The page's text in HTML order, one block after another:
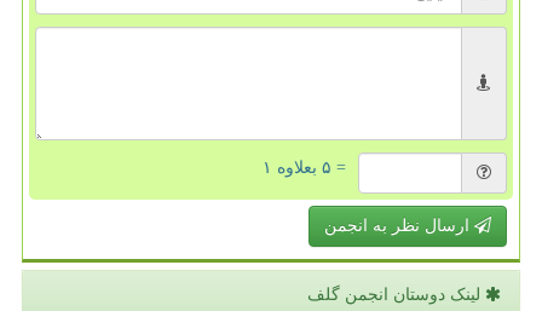
= ۵ بعلاوه ۱
ارسال نظر به انجمن
لینک دوستان انجمن گلف